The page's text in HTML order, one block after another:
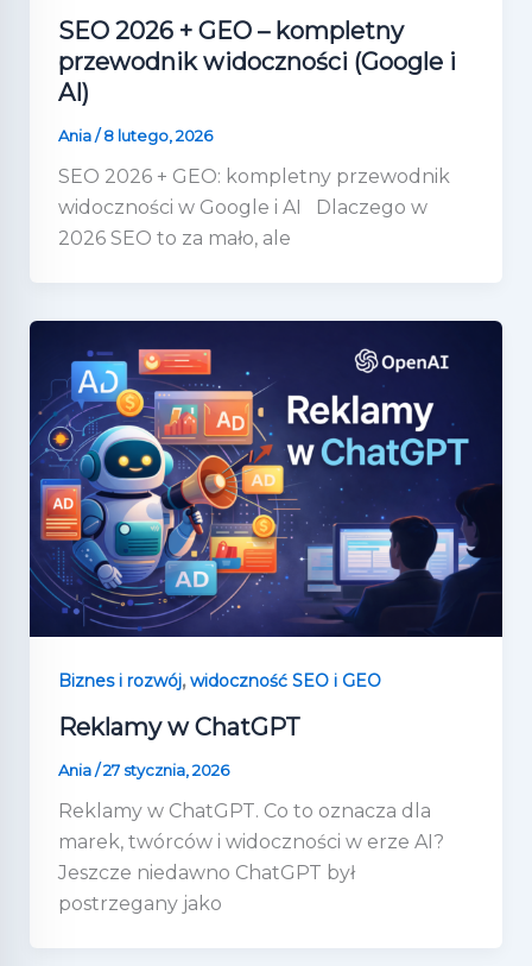
SEO 2026 + GEO – kompletny
przewodnik widoczności (Google i
AI)
Ania/8 lutego, 2026
SEO 2026 + GEO: kompletny przewodnik
widoczności w Google i AI Dlaczego w
2026 SEO to za mało, ale
Biznes i rozwój,widoczność SEO i GEO
Reklamy w ChatGPT
Ania/27 stycznia, 2026
Reklamy w ChatGPT. Co to oznacza dla
marek, twórców i widoczności w erze AI?
Jeszcze niedawno ChatGPT był
postrzegany jako